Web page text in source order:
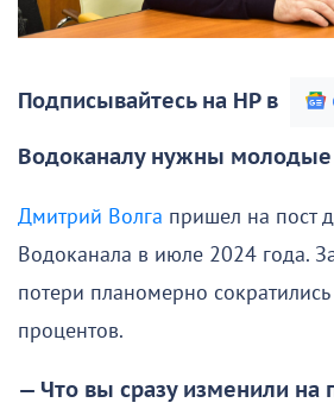
Подписывайтесь на НР в
Водоканалу нужны
Дмитрий Волга пришел на пост
Водоканала в июле 2024 года.
потери планомерно сократились
процентов.
— Что вы сразу изменили на